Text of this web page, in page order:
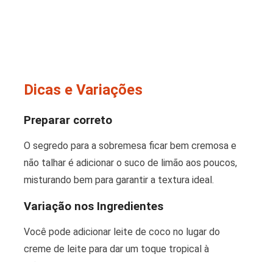
Dicas e Variações
Preparar correto
O segredo para a sobremesa ficar bem cremosa e
não talhar é adicionar o suco de limão aos poucos,
misturando bem para garantir a textura ideal.
Variação nos Ingredientes
Você pode adicionar leite de coco no lugar do
creme de leite para dar um toque tropical à